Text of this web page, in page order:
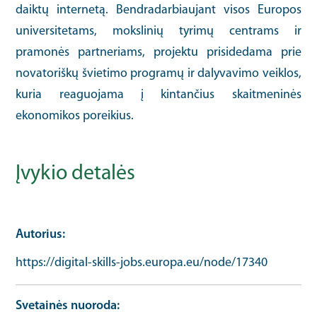
daiktų internetą. Bendradarbiaujant visos Europos
universitetams, mokslinių tyrimų centrams ir
pramonės partneriams, projektu prisidedama prie
novatoriškų švietimo programų ir dalyvavimo veiklos,
kuria reaguojama į kintančius skaitmeninės
ekonomikos poreikius.
Įvykio detalės
Autorius
https://digital-skills-jobs.europa.eu/node/17340
Svetainės nuoroda